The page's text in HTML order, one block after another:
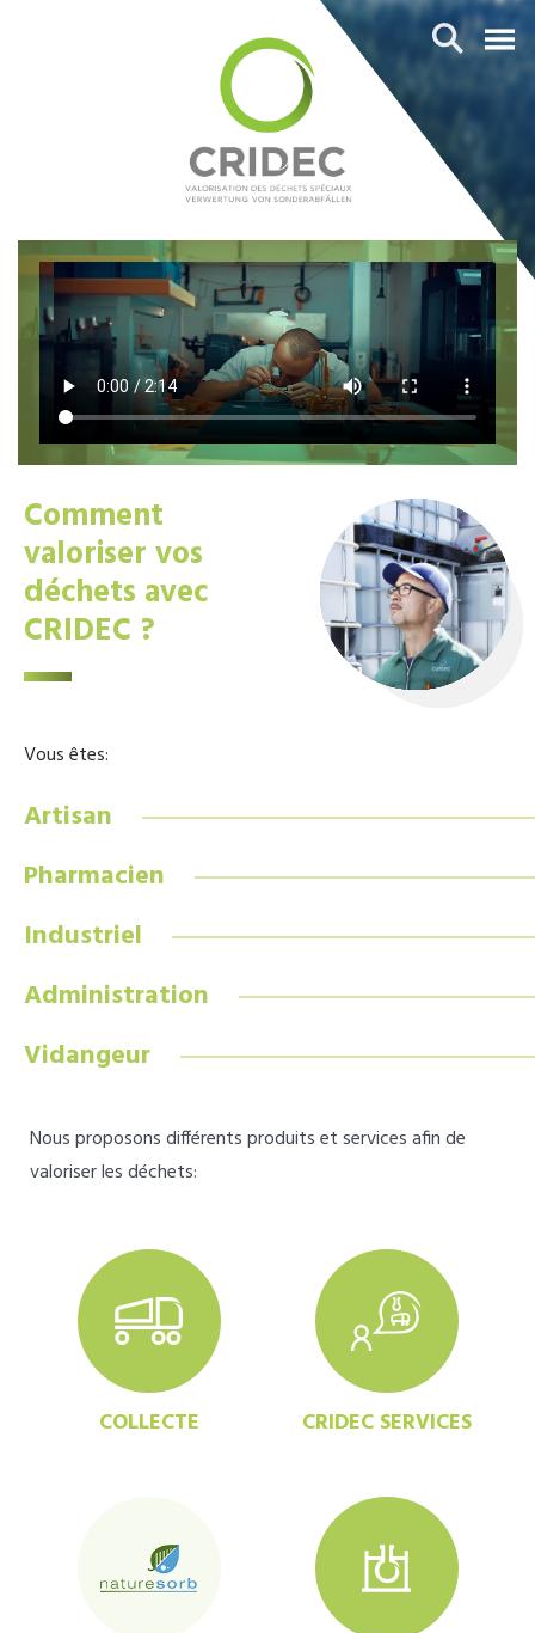
Comment
valoriser vos
déchets avec
CRIDEC ?
Vous êtes:
Artisan
Pharmacien
Industriel
Administration
Vidangeur
Nous proposons différents produits et services afin de
valoriser les déchets:
COLLECTE CRIDEC SERVICES